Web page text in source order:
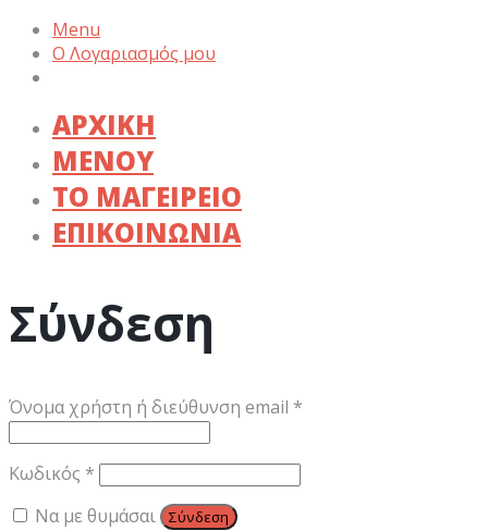
Menu
Ο Λογαριασμός μου
ΑΡΧΙΚΗ
ΜΕΝΟΥ
ΤΟ ΜΑΓΕΙΡΕΙΟ
ΕΠΙΚΟΙΝΩΝΙΑ
Σύνδεση
Όνομα χρήστη ή διεύθυνση email *
Κωδικός * Απαιτείται
Να με θυμάσαι
Σύνδεση